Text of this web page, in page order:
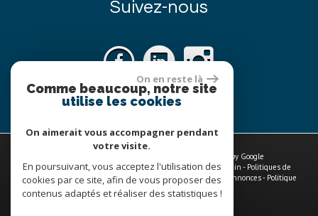
Suivez-nous
© 2026 | Tous droits réservés | Traduction powered by Google
Plan du site-Mentions légales-Nos honoraires-Liens-Admin - Politiques de
traitements des données à caractère personnel-Toutes nos annonces- Politique
RGPD
On en reste là
Comme beaucoup, notre site
utilise les cookies
On aimerait vous accompagner pendant
votre visite.
En poursuivant, vous acceptez l'utilisation des
cookies par ce site, afin de vous proposer des
contenus adaptés et réaliser des statistiques !